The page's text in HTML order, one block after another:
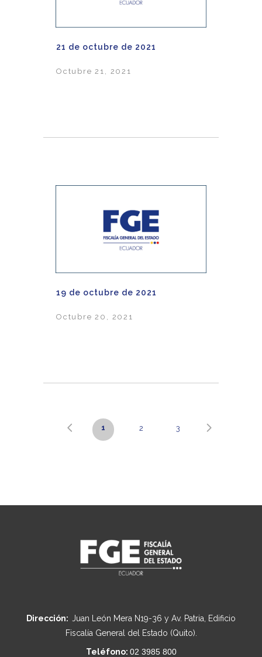
21 de octubre de 2021
Octubre 21, 2021
19 de octubre de 2021
Octubre 20, 2021
1 2 3
Dirección: Juan León Mera N19-36 y Av. Patria, Edificio
Fiscalía General del Estado (Quito).
Teléfono: 02 3985 800